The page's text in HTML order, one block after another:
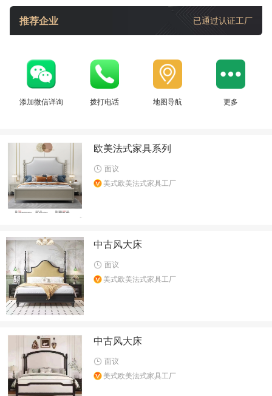
推荐企业 已通过认证工厂
添加微信详询 拨打电话 地图导航 更多
欧美法式家具系列
面议
美式欧美法式家具工厂
中古风大床
面议
美式欧美法式家具工厂
中古风大床
面议
美式欧美法式家具工厂